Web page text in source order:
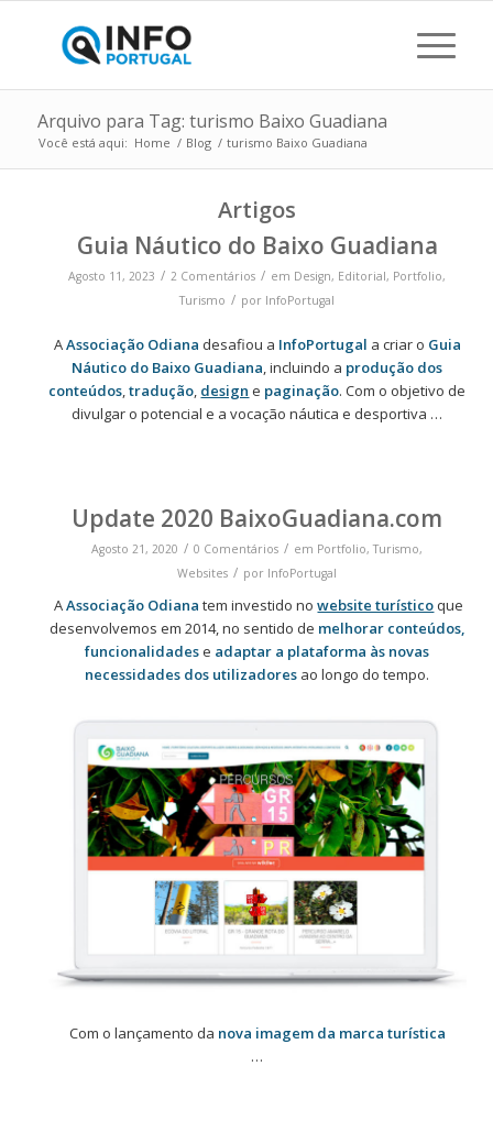
Arquivo para Tag: turismo Baixo Guadiana
Você está aqui: Home / Blog / turismo Baixo Guadiana
Artigos
Guia Náutico do Baixo Guadiana
Agosto 11, 2023 / 2 Comentários / em Design, Editorial, Portfolio,
Turismo / por InfoPortugal
AAssociação Odiana desafiou a InfoPortugal a criar o Guia
Náutico do Baixo Guadiana, incluindo a produção dos
conteúdos,tradução, design e paginação. Com o objetivo de
divulgar o potencial e a vocação náutica e desportiva …
Update 2020 BaixoGuadiana.com
Agosto 21, 2020 / 0 Comentários / em Portfolio,Turismo,
Websites / por InfoPortugal
AAssociação Odiana tem investido nowebsite turísticoque
desenvolvemos em 2014, no sentido de melhorar conteúdos,
funcionalidadese adaptar a plataforma às novas
necessidades dos utilizadores ao longo do tempo.
Com o lançamento da nova imagem da marca turística
…